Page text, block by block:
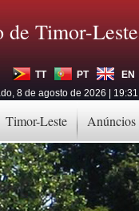
Timor-Leste Anúncios
de Timor-Leste
TT PT
EN
8 de agosto de 2026 | 19:31